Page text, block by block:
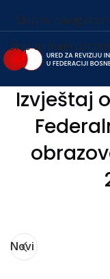
Skip to navigation
Skip to main
Izvještaj
Novi